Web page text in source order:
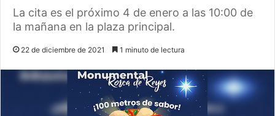
La cita es el próximo 4 de enero a las 10:00 de
la mañana en la plaza principal.
22 de diciembre de 2021 1 minuto de lectura